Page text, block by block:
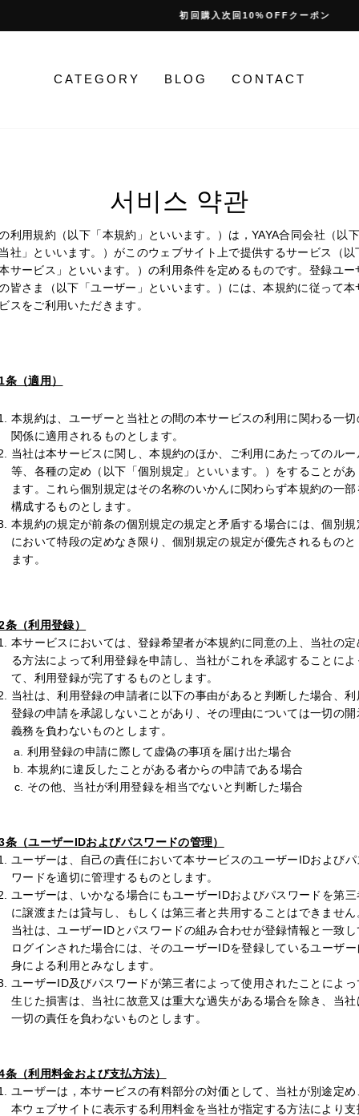
停
初回購入次回10%OFFクーポン
CATEGORY BLOG CONTACT
서비스 약관
利用規約（以下「本規約」といいます。）は，YAYA合同会社（以下
社」といいます。）がこのウェブサイト上で提供するサービス（以
サービス」といいます。）の利用条件を定めるものです。登録ユー
皆さま（以下「ユーザー」といいます。）には、本規約に従って本
スをご利用いただきます。
条（適用）
本規約は、ユーザーと当社との間の本サービスの利用に関わる一切
関係に適用されるものとします。
当社は本サービスに関し、本規約のほか、ご利用にあたってのルー
等、各種の定め（以下「個別規定」といいます。）をすることがあ
ます。これら個別規定はその名称のいかんに関わらず本規約の一部
構成するものとします。
本規約の規定が前条の個別規定の規定と矛盾する場合には、個別規
において特段の定めなき限り、個別規定の規定が優先されるものと
ます。
条（利用登録）
本サービスにおいては、登録希望者が本規約に同意の上、当社の定
る方法によって利用登録を申請し、当社がこれを承認することによ
て、利用登録が完了するものとします。
当社は、利用登録の申請者に以下の事由があると判断した場合、利
登録の申請を承認しないことがあり、その理由については一切の開
義務を負わないものとします。
利用登録の申請に際して虚偽の事項を届け出た場合
本規約に違反したことがある者からの申請である場合
その他、当社が利用登録を相当でないと判断した場合
条（ユーザーIDおよびパスワードの管理）
ユーザーは、自己の責任において本サービスのユーザーIDおよびパ
ワードを適切に管理するものとします。
ユーザーは、いかなる場合にもユーザーIDおよびパスワードを第三
に譲渡または貸与し、もしくは第三者と共用することはできません
当社は、ユーザーIDとパスワードの組み合わせが登録情報と一致し
ログインされた場合には、そのユーザーIDを登録しているユーザー
身による利用とみなします。
ユーザーID及びパスワードが第三者によって使用されたことによっ
生じた損害は、当社に故意又は重大な過失がある場合を除き、当社
一切の責任を負わないものとします。
条（利用料金および支払方法）
ユーザーは，本サービスの有料部分の対価として、当社が別途定め
本ウェブサイトに表示する利用料金を当社が指定する方法により支